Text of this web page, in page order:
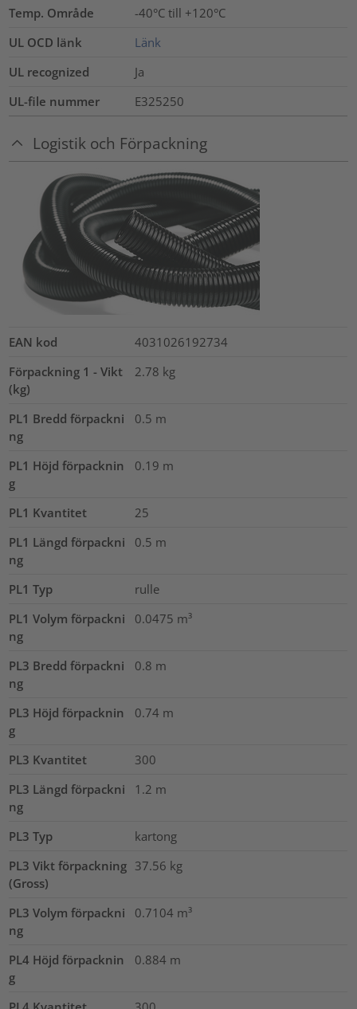
Temp. Område
-40°C till +120°C
UL OCD länk
Länk
UL recognized
Ja
UL-file nummer
E325250
Logistik och Förpackning
EAN kod
4031026192734
Förpackning 1 - Vikt
(kg)
2.78 kg
PL1 Bredd förpackni
ng
0.5 m
PL1 Höjd förpacknin
g
0.19 m
PL1 Kvantitet
25
PL1 Längd förpackni
ng
0.5 m
PL1 Typ
rulle
PL1 Volym förpackni
ng
0.0475 m³
PL3 Bredd förpackni
ng
0.8 m
PL3 Höjd förpacknin
g
0.74 m
PL3 Kvantitet
300
PL3 Längd förpackni
ng
1.2 m
PL3 Typ
kartong
PL3 Vikt förpackning
(Gross)
37.56 kg
PL3 Volym förpackni
ng
0.7104 m³
PL4 Höjd förpacknin
g
0.884 m